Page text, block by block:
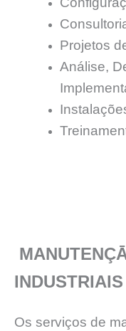
Projetos
Análise,
INDUSTRIAIS
Os serviços de